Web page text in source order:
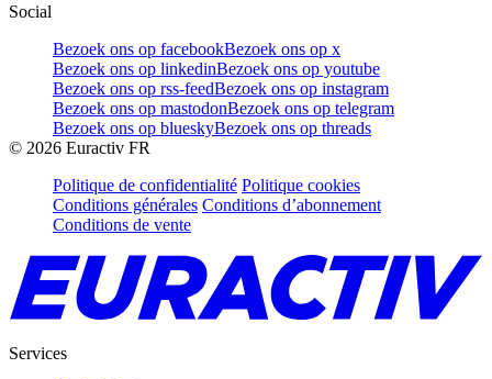
Social
Bezoek ons op facebookBezoek ons op x
Bezoek ons op linkedinBezoek ons op youtube
Bezoek ons op rss-feedBezoek ons op instagram
Bezoek ons op mastodonBezoek ons op telegram
Bezoek ons op blueskyBezoek ons op threads
© 2026 Euractiv FR
Politique de confidentialité Politique cookies
Conditions générales Conditions d’abonnement
Conditions de vente
Services